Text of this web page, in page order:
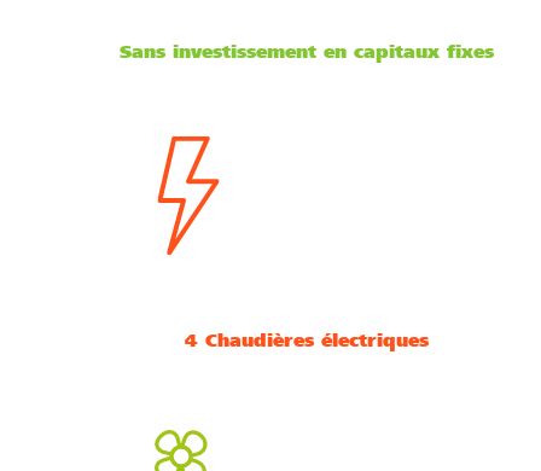
Sans investissement en capitaux fixes
4 Chaudières électriques